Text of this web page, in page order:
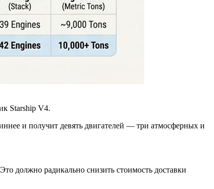
Starship V4.
и получит девять двигателей — три атмосферных и
должно радикально снизить стоимость доставки